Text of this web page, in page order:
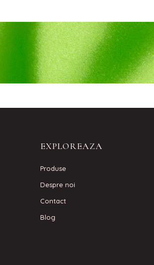
EXPLOREAZA
Produse
Despre noi
Contact
Blog